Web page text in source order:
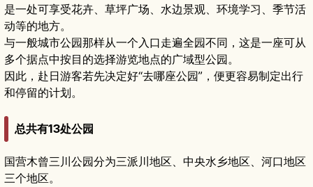
是一处可享受花卉、草坪广场、水边景观、环境学习、季节活
动等的地方。
与一般城市公园那样从一个入口走遍全园不同，这是一座可从
多个据点中按目的选择游览地点的广域型公园。
因此，赴日游客若先决定好“去哪座公园”，便更容易制定出行
和停留的计划。
总共有13处公园
国营木曾三川公园分为三派川地区、中央水乡地区、河口地区
三个地区。